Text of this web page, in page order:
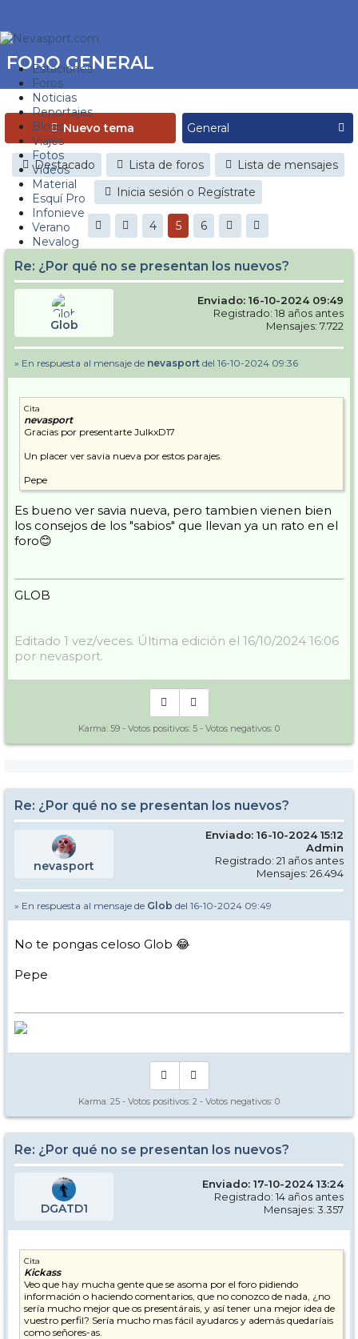
Estaciones
Foros
Noticias
Reportajes
Blogs
Viajes
Fotos
Videos
Material
Esquí Pro
Infonieve
Verano
Nevalog
FORO GENERAL
Nuevo tema
Destacado Lista de foros
Lista de mensajes
Inicia sesión o Regístrate
4 5 6
Re: ¿Por qué no se presentan los nuevos?
Glob
Enviado: 16-10-2024 09:49
Registrado: 18 años antes
Mensajes: 7.722
» En respuesta al mensaje de nevasport del 16-10-2024 09:36
Cita
nevasport
Gracias por presentarte JulkxD17
Un placer ver savia nueva por estos parajes.
Pepe
Es bueno ver savia nueva, pero tambien vienen bien
los consejos de los "sabios" que llevan ya un rato en el
foro😊
GLOB
Editado 1 vez/veces. Última edición el 16/10/2024 16:06
por nevasport.
Karma: 59 - Votos positivos: 5 - Votos negativos: 0
Re: ¿Por qué no se presentan los nuevos?
nevasport
Enviado: 16-10-2024 15:12
Admin
Registrado: 21 años antes
Mensajes: 26.494
» En respuesta al mensaje de Glob del 16-10-2024 09:49
No te pongas celoso Glob 😂
Pepe
Karma: 25 - Votos positivos: 2 - Votos negativos: 0
Re: ¿Por qué no se presentan los nuevos?
DGATD1
Enviado: 17-10-2024 13:24
Registrado: 14 años antes
Mensajes: 3.357
Cita
Kickass
Veo que hay mucha gente que se asoma por el foro pidiendo
información o haciendo comentarios, que no conozco de nada, ¿no
sería mucho mejor que os presentárais, y así tener una mejor idea de
vuestro perfil? Sería mucho mas fácil ayudaros y además quedaríais
como señores-as.